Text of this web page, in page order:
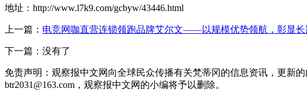
地址：http://www.l7k9.com/gcbyw/43446.html
上一篇： 电竞网咖直营连锁领跑品牌艾尔文——以规模优势领航，彰显长
下一篇：没有了
免责声明：观察报中文网向全球民众传播有关梵蒂冈的信息资讯，更新
btr2031@163.com，观察报中文网的小编将予以删除。